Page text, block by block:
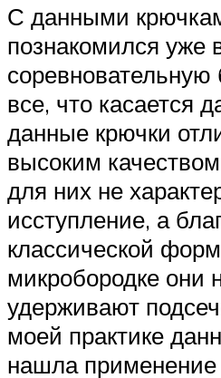
С данными
познакомился уже
соревновательную
все, что касается
данные крючки
высоким
для них не
исступление, а
классической
микробородке они
удерживают
моей практике
нашла